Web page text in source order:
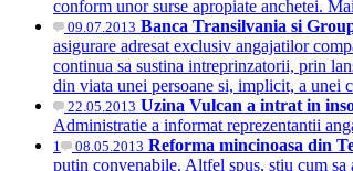
conform unor surse apropiate anchetei.
09.07.2013 Banca Transilvania si
asigurare adresat exclusiv angajatilor
continua sa sustina intreprinzatorii, prin
din viata unei persoane si, implicit, a unei
22.05.2013 Uzina Vulcan a intrat in
Administratie a informat reprezentantii
1 08.05.2013 Reforma mincinoasa din
putin convenabile. Altfel spus, stiu cum